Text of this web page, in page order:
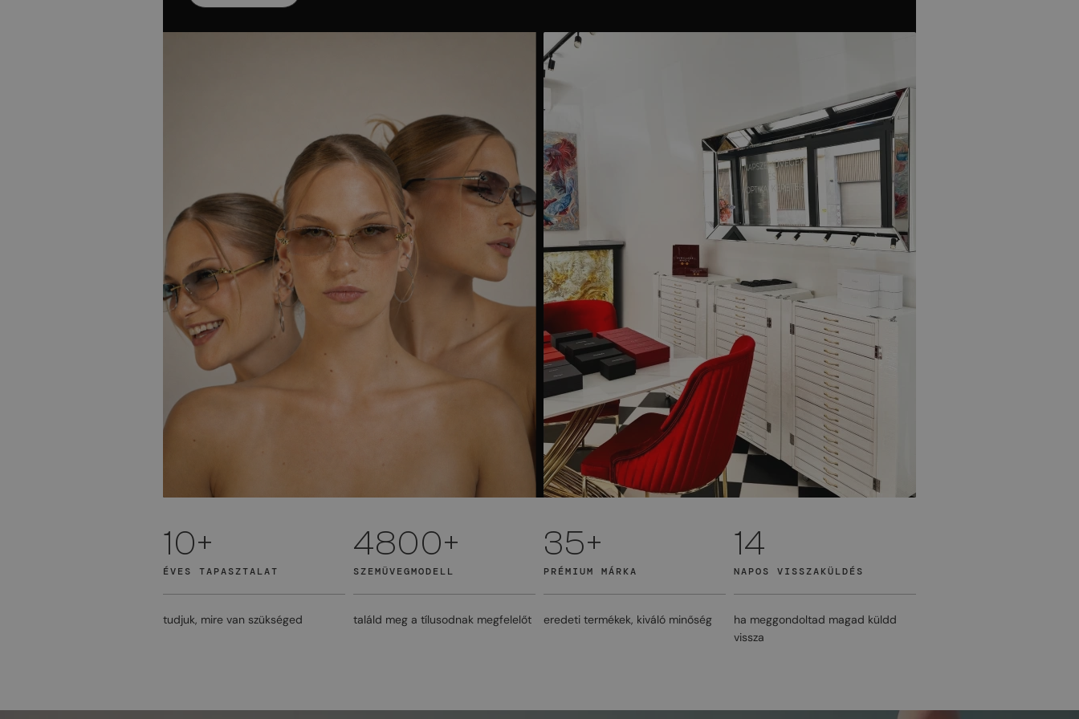
10+
ÉVES TAPASZTALAT
tudjuk, mire van szükséged
4800+
SZEMÜVEGMODELL
találd meg a tílusodnak megfelelőt
35+
PRÉMIUM MÁRKA
eredeti termékek, kiváló minőség
14
NAPOS VISSZAKÜLDÉS
ha meggondoltad magad küldd
vissza